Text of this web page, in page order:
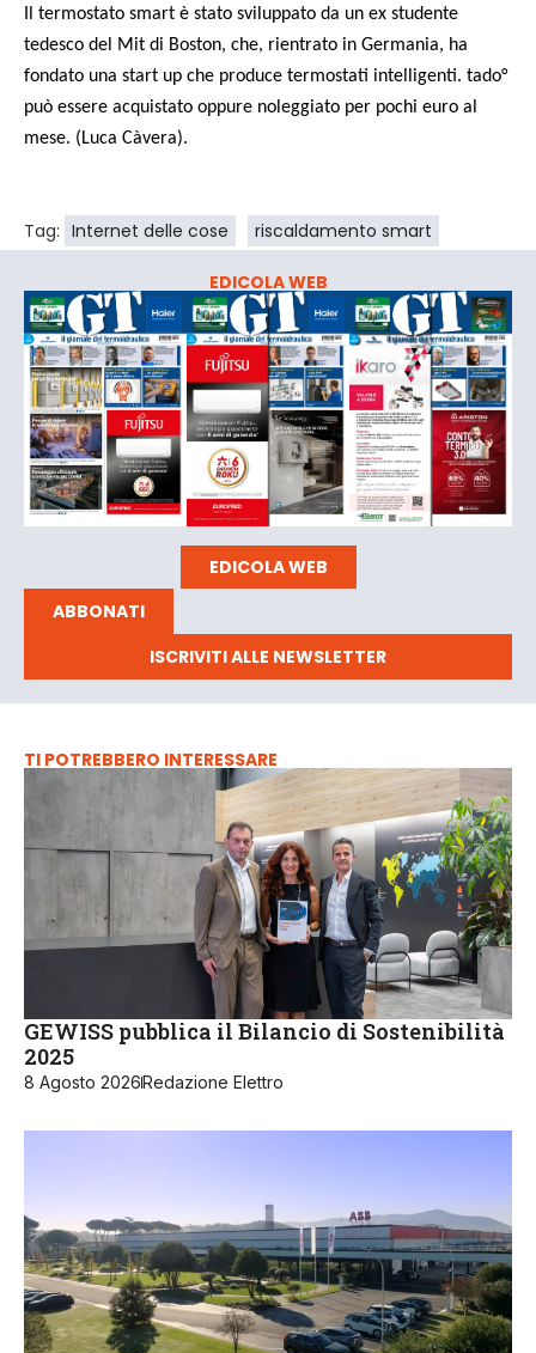
Il termostato smart è stato sviluppato da un ex studente
tedesco del Mit di Boston, che, rientrato in Germania, ha
fondato una start up che produce termostati intelligenti. tado°
può essere acquistato oppure noleggiato per pochi euro al
mese. (Luca Càvera).
Tag: Internet delle cose riscaldamento smart
EDICOLA WEB
EDICOLA WEB
ABBONATI
ISCRIVITI ALLE NEWSLETTER
TI POTREBBERO INTERESSARE
GEWISS pubblica il Bilancio di Sostenibilità
2025
8 Agosto 2026 Redazione Elettro